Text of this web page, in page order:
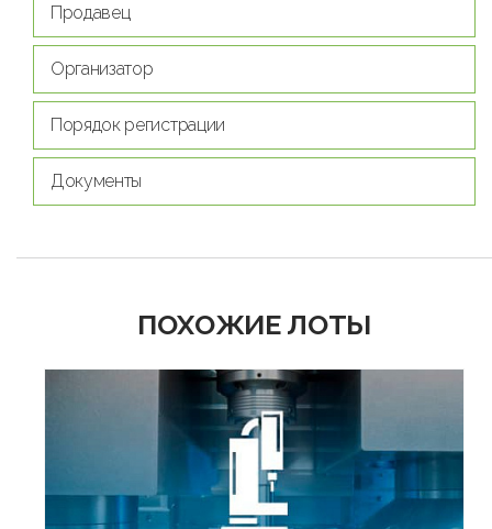
Продавец
Организатор
Порядок регистрации
Документы
ПОХОЖИЕ ЛОТЫ